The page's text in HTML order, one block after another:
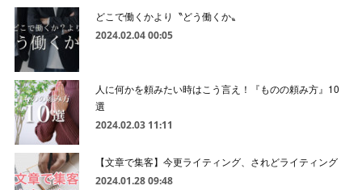
どこで働くかより〝どう働くか〟
2024.02.04 00:05
人に何かを頼みたい時はこう言え！『ものの頼み方』10
選
2024.02.03 11:11
【文章で集客】今更ライティング、されどライティング
2024.01.28 09:48